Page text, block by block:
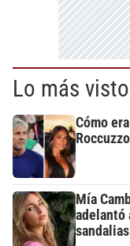
Lo más visto
Cómo
Mía
adelantó